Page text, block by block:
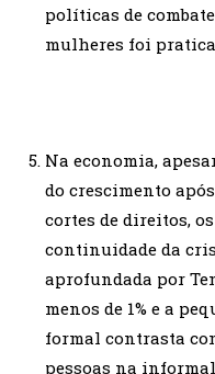
políticas de
mulheres foi
Na economia,
do crescimento
cortes de direitos,
continuidade da
aprofundada por
menos de 1% e a
formal contrasta
pessoas na